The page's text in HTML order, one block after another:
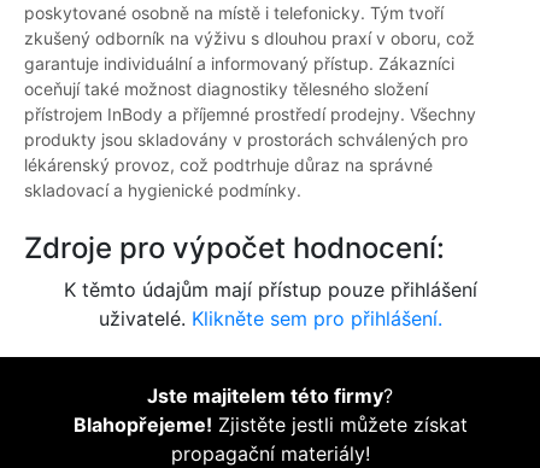
poskytované osobně na místě i telefonicky. Tým tvoří
zkušený odborník na výživu s dlouhou praxí v oboru, což
garantuje individuální a informovaný přístup. Zákazníci
oceňují také možnost diagnostiky tělesného složení
přístrojem InBody a příjemné prostředí prodejny. Všechny
produkty jsou skladovány v prostorách schválených pro
lékárenský provoz, což podtrhuje důraz na správné
skladovací a hygienické podmínky.
Zdroje pro výpočet hodnocení:
K těmto údajům mají přístup pouze přihlášení
uživatelé. Klikněte sem pro přihlášení.
Jste majitelem této firmy?
Blahopřejeme! Zjistěte jestli můžete získat
propagační materiály!